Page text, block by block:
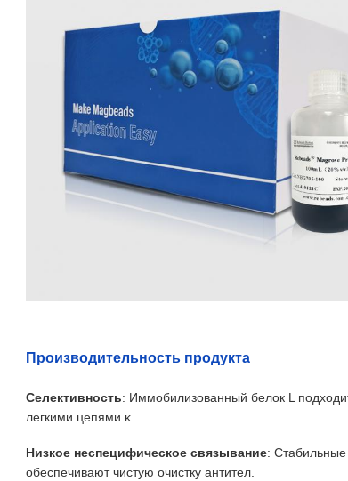
Производительность продукта
Селективность: Иммобилизованный белок L
легкими цепями κ.
Низкое неспецифическое связывание:
обеспечивают чистую очистку антител.